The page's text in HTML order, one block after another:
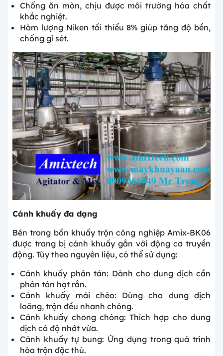
Chống ăn mòn, chịu được môi trường hóa chất
khắc nghiệt.
Hàm lượng Niken tối thiểu 8% giúp tăng độ bền,
chống gỉ sét.
Cánh khuấy đa dạng
Bên trong bồn khuấy trộn công nghiệp Amix-BK06
được trang bị cánh khuấy gắn với động cơ truyền
động. Tùy theo nguyên liệu, có thể sử dụng:
Cánh khuấy phân tán: Dành cho dung dịch cần
phân tán hạt rắn.
Cánh khuấy mái chèo: Dùng cho dung dịch
loãng, trộn đều nhanh chóng.
Cánh khuấy chong chóng: Thích hợp cho dung
dịch có độ nhớt vừa.
Cánh khuấy tự bung: Ứng dụng trong quá trình
hòa trộn đặc thù.